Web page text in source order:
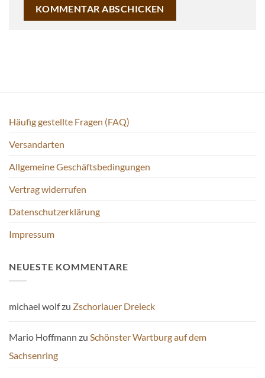
Häufig gestellte Fragen (FAQ)
Versandarten
Allgemeine Geschäftsbedingungen
Vertrag widerrufen
Datenschutzerklärung
Impressum
NEUESTE KOMMENTARE
michael wolfzu Zschorlauer Dreieck
Mario Hoffmann zu Schönster Wartburg auf dem
Sachsenring